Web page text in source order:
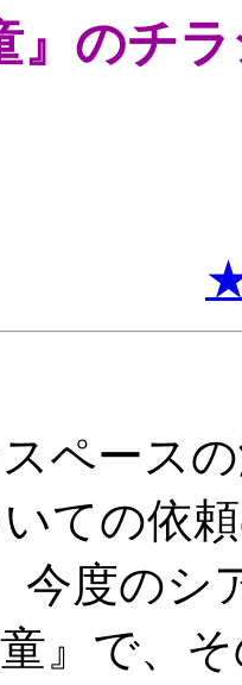
のチラ
ペース
ての依
今度のシ
』で、